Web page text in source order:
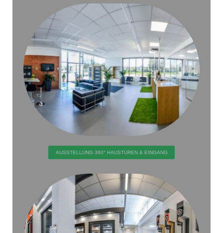
AUSSTELLUNG 360° HAUSTÜREN & EINGANG